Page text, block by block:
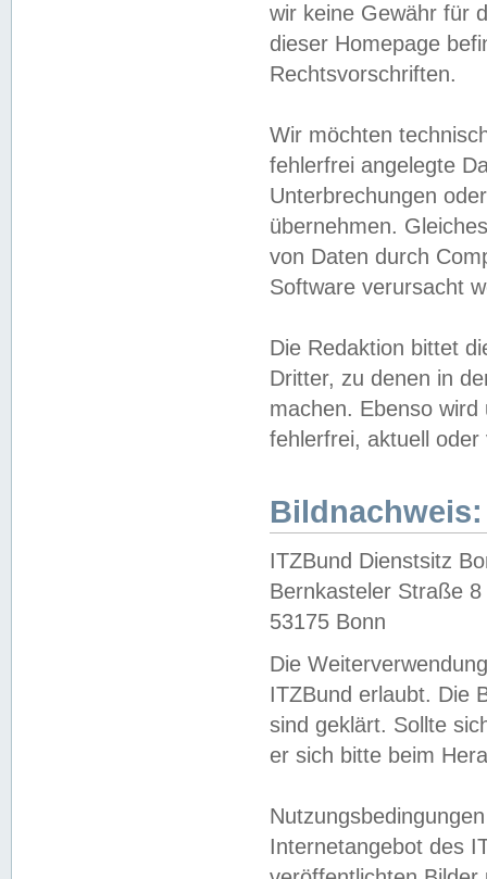
wir keine Gewähr für
dieser Homepage
Rechtsvorschriften.
Wir möchten
fehlerfrei angelegte
Unterbrechungen
übernehmen.
von Daten durch
Software verursacht
Die Redaktion bittet
Dritter, zu denen in
machen. Ebenso
fehlerfrei, aktuell oder
Bildnachweis:
ITZBund Dienstsitz
Bernkasteler Straße 8
53175 Bonn
Die
ITZBund erlaubt. Die
sind geklärt. Sollte
er sich bitte beim
Internetangebot des